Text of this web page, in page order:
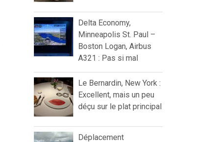
Delta Economy,
Minneapolis St. Paul –
Boston Logan, Airbus
A321 : Pas si mal
Le Bernardin, New York :
Excellent, mais un peu
déçu sur le plat principal
Déplacement